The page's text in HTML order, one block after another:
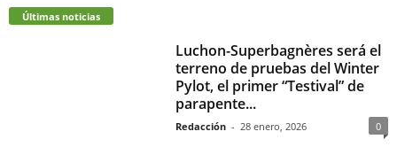
Últimas noticias
Luchon-Superbagnères será el
terreno de pruebas del Winter
Pylot, el primer “Testival” de
parapente...
Redacción - 28 enero, 2026 0